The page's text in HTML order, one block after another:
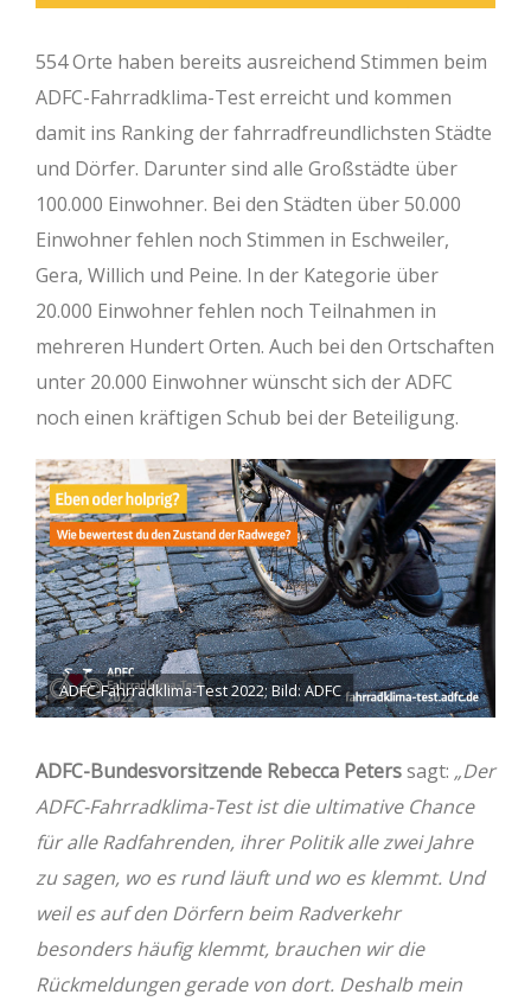
554 Orte haben bereits ausreichend Stimmen beim
ADFC-Fahrradklima-Test erreicht und kommen
damit ins Ranking der fahrradfreundlichsten Städte
und Dörfer. Darunter sind alle Großstädte über
100.000 Einwohner. Bei den Städten über 50.000
Einwohner fehlen noch Stimmen in Eschweiler,
Gera, Willich und Peine. In der Kategorie über
20.000 Einwohner fehlen noch Teilnahmen in
mehreren Hundert Orten. Auch bei den Ortschaften
unter 20.000 Einwohner wünscht sich der ADFC
noch einen kräftigen Schub bei der Beteiligung.
ADFC-Fahrradklima-Test 2022; Bild: ADFC
ADFC-Bundesvorsitzende Rebecca Peterssagt: „Der
ADFC-Fahrradklima-Test ist die ultimative Chance
für alle Radfahrenden, ihrer Politik alle zwei Jahre
zu sagen, wo es rund läuft und wo es klemmt. Und
weil es auf den Dörfern beim Radverkehr
besonders häufig klemmt, brauchen wir die
Rückmeldungen gerade von dort. Deshalb mein